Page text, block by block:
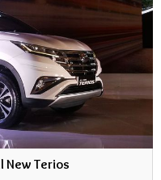
New Terios